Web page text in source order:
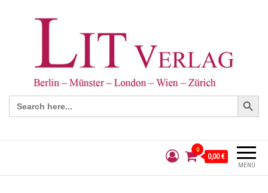
Search
for:
Search Button
MENÜ
0
0,00 €